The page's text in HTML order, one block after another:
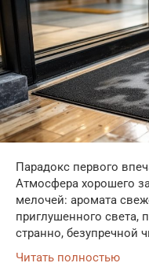
Парадокс первого
Атмосфера хорошего
мелочей: аромата
приглушенного света,
странно, безупречной
Читать полностью